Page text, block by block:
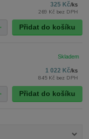
325 Kč/ks
269 Kč bez DPH
Přidat do košíku
1 022 Kč/ks
845 Kč bez DPH
Přidat do košíku